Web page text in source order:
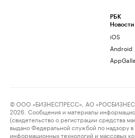
РБК
Новости
iOS
Android
© ООО «БИЗНЕСПРЕСС», АО
2026. Сообщения и материалы
(свидетельство о регистрации средства
выдано Федеральной службой по надзору в
информационных технологий и массовых